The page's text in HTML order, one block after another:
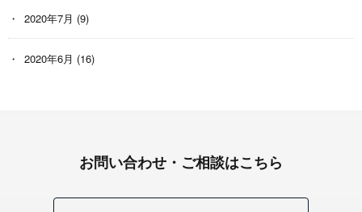
2020年7月 (9)
2020年6月 (16)
お問い合わせ・ご相談はこちら